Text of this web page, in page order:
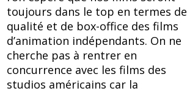
toujours dans le top en termes de
qualité et de box-office des films
d’animation indépendants. On ne
cherche pas à rentrer en
concurrence avec les films des
studios américains car la